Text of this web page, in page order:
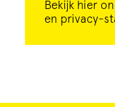
Bekijk hier
en privacy-